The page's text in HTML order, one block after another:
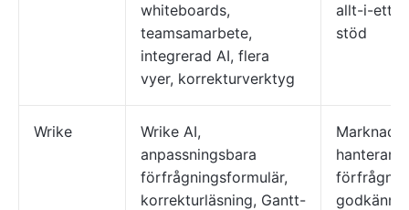
whiteboards,
teamsamarbete,
integrerad AI, flera
vyer, korrekturverktyg
allt-i-ett-
stöd
Wrike
Wrike AI,
anpassningsbara
förfrågningsformulär,
korrekturläsning, Gantt-
hanterar